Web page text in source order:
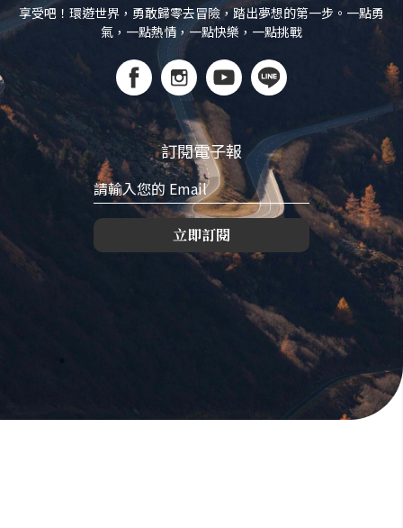
享受吧！環遊世界，勇敢歸零去冒險，踏出夢想的第一步。一點勇
氣，一點熱情，一點快樂，一點挑戰
訂閱電子報
立即訂閱